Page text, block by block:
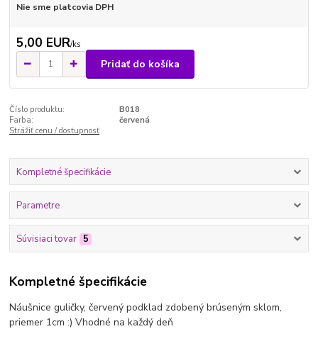
Nie sme platcovia DPH
5,00 EUR/ks
Pridať do košíka
Číslo produktu:
B018
Farba:
červená
Strážiť cenu / dostupnosť
Kompletné špecifikácie
Parametre
Súvisiaci tovar 5
Kompletné špecifikácie
Náušnice guličky, červený podklad zdobený brúseným sklom,
priemer 1cm :) Vhodné na každý deň